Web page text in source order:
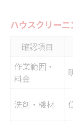
ハウスクリー
確認項目
作業範囲・
料金
洗剤・機材